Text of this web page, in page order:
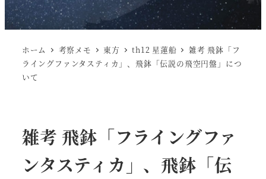
ホーム 考察メモ 東方 th12 星蓮船
雑考 飛鉢「フ
ライングファンタスティカ」、飛鉢「伝説の飛空円盤」につ
いて
雑考 飛鉢「フライングファ
ンタスティカ」、飛鉢「伝